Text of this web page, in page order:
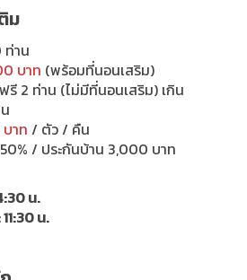
ม
ท่าน
บาท (พร้อมที่นอนเสริม)
รี 2 ท่าน (ไม่มีที่นอนเสริม) เกิน
าท / ตัว / คืน
/ ประกันบ้าน 3,000 บาท
น.
น.